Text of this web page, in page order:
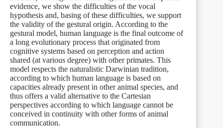
evidence, we show the difficulties of the vocal
hypothesis and, basing of these difficulties, we support
the validity of the gestural origin. According to the
gestural model, human language is the final outcome of
a long evolutionary process that originated from
cognitive systems based on perception and action
shared (at various degree) with other primates. This
model respects the naturalistic Darwinian tradition,
according to which human language is based on
capacities already present in other animal species, and
thus offers a valid alternative to the Cartesian
perspectives according to which language cannot be
conceived in continuity with other forms of animal
communication.